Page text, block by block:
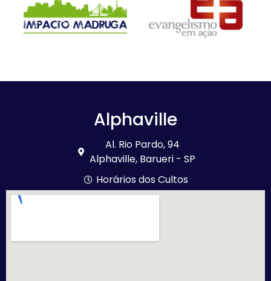
Alphaville
Al. Rio Pardo, 94
Alphaville, Barueri - SP
Horários dos Cultos